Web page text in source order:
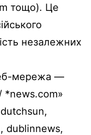
тощо). Це
незалежних
мережа —
*news.com»
dublinnews,